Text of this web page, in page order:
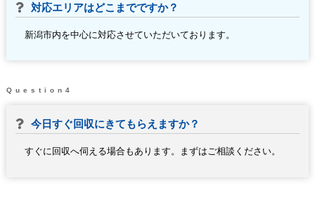
対応エリアはどこまでですか？
新潟市内を中心に対応させていただいております。
Question4
今日すぐ回収にきてもらえますか？
すぐに回収へ伺える場合もあります。まずはご相談ください。